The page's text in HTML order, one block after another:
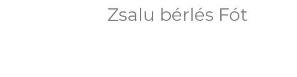
Zsalu bérlés Fót